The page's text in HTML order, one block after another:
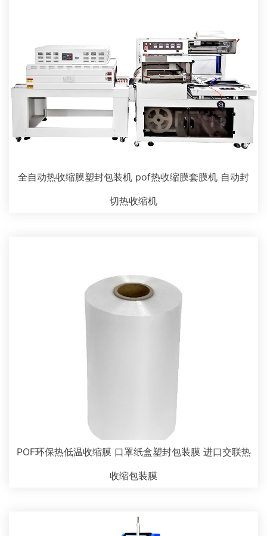
全自动热收缩膜塑封包装机 pof热收缩膜套膜机 自动封
切热收缩机
POF环保热低温收缩膜 口罩纸盒塑封包装膜 进口交联热
收缩包装膜